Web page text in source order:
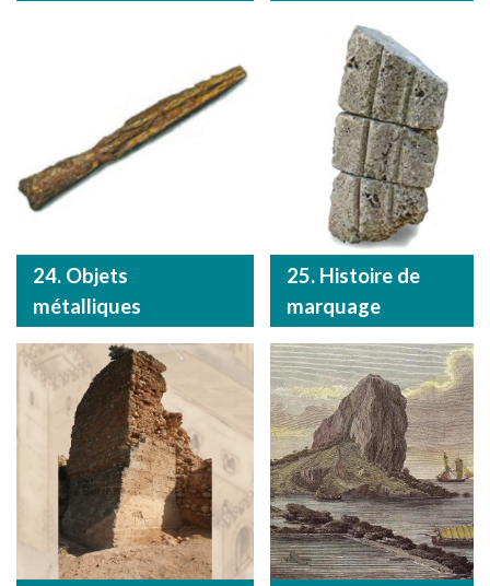
24. Objets
métalliques
25. Histoire de
marquage